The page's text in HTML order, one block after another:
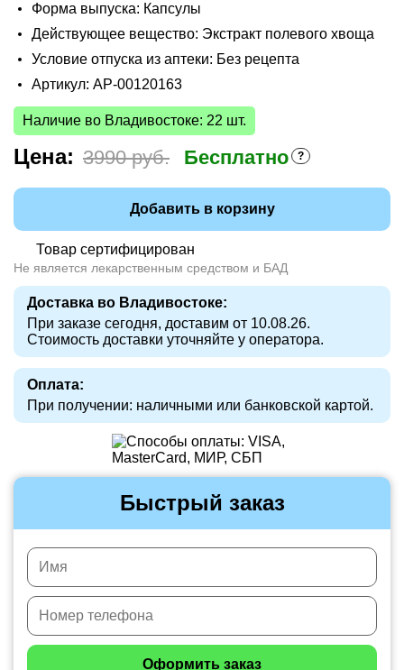
Форма выпуска: Капсулы
Действующее вещество: Экстракт полевого хвоща
Условие отпуска из аптеки: Без рецепта
Артикул: AP-00120163
Наличие во Владивостоке: 22 шт.
Цена: 3990 руб. Бесплатно
Товар сертифицирован
Не является лекарственным средством и БАД
Доставка во Владивостоке:
При заказе сегодня, доставим от 10.08.26.
Стоимость доставки уточняйте у оператора.
Оплата:
При получении: наличными или банковской картой.
Добавить в корзину
Быстрый заказ